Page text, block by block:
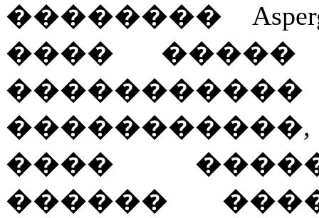
��������
����
����
������